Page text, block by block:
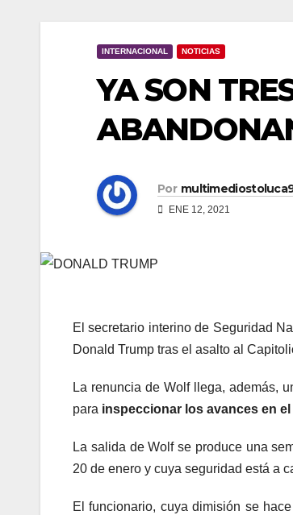
INTERNACIONAL NOTICIAS
YA SON
Por
ENE 12, 2021
El secretario interino de Seguridad
Donald Trump tras el asalto al
La renuncia de Wolf llega, además,
para inspeccionar los avances en
La salida de Wolf se produce una
20 de enero y cuya seguridad está a
El funcionario, cuya dimisión se